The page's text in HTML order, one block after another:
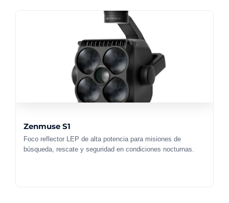
Zenmuse S1
Foco reflector LEP de alta potencia para misiones de
búsqueda, rescate y seguridad en condiciones nocturnas.